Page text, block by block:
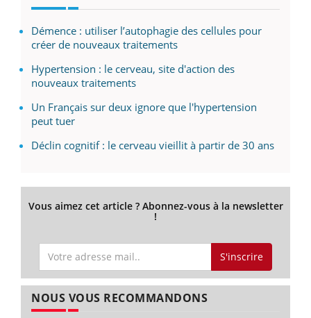
Démence : utiliser l’autophagie des cellules pour
créer de nouveaux traitements
Hypertension : le cerveau, site d'action des
nouveaux traitements
Un Français sur deux ignore que l'hypertension
peut tuer
Déclin cognitif : le cerveau vieillit à partir de 30 ans
Vous aimez cet article ? Abonnez-vous à la newsletter
!
S'inscrire
NOUS VOUS RECOMMANDONS